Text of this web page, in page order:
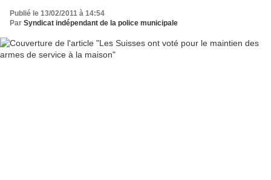
Publié le 13/02/2011 à 14:54
Par Syndicat indépendant de la police municipale